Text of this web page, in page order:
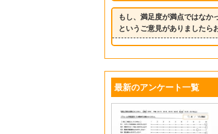
もし、満足度が満点ではなか
というご意見がありましたら
最新のアンケート一覧